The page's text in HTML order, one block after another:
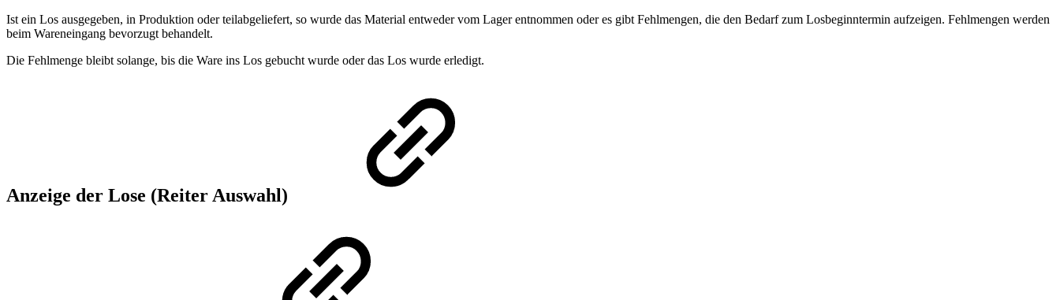
Ist ein Los ausgegeben, in Produktion oder teilabgeliefert, so wurde das Material entweder vom Lager entnommen oder es gibt Fehlmengen, die den Bedarf zum Losbeginntermin aufzeigen. Fehlmengen werden
beim Wareneingang bevorzugt behandelt.
Die Fehlmenge bleibt solange, bis die Ware ins Los gebucht wurde oder das Los wurde erledigt.
Anzeige der Lose (Reiter Auswahl)